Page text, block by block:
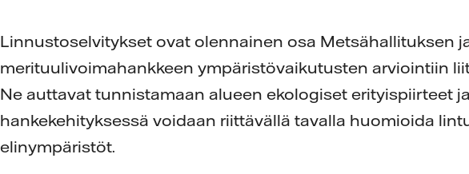
Linnustoselvitykset ovat olennainen osa Metsähallituksen
merituulivoimahankkeen ympäristövaikutusten arviointiin
Ne auttavat tunnistamaan alueen ekologiset erityispiirteet
hankekehityksessä voidaan riittävällä tavalla huomioida
elinympäristöt.